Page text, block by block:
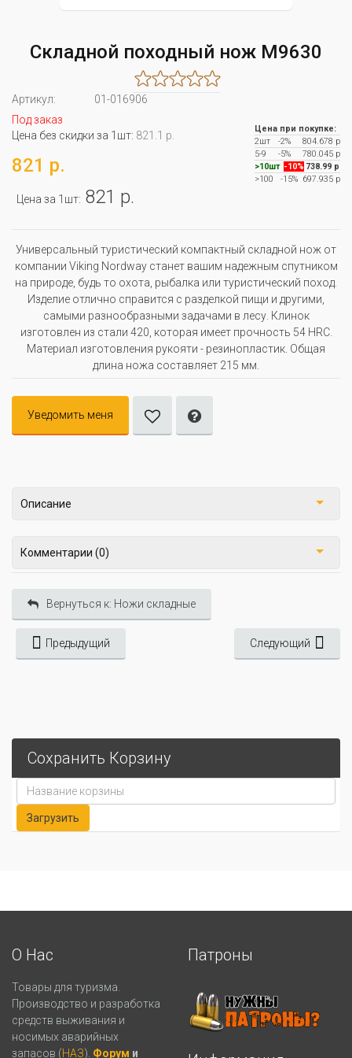
Складной походный нож M9630
Артикул:
01-016906
Под заказ
Цена без скидки за 1шт: 821.1 р.
821 р.
Цена за 1шт: 821 р.
Цена при покупке:
2шт
-2%
804.678 р
5-9
-5%
780.045 р
>10шт -10% 738.99 р
>100
-15% 697.935 р
Универсальный туристический компактный складной нож от
компании Viking Nordway станет вашим надежным спутником
на природе, будь то охота, рыбалка или туристический поход.
Изделие отлично справится с разделкой пищи и другими,
самыми разнообразными задачами в лесу. Клинок
изготовлен из стали 420, которая имеет прочность 54 HRC.
Материал изготовления рукояти - резинопластик. Общая
длина ножа составляет 215 мм.
Уведомить меня
Описание
Комментарии (0)
Вернуться к: Ножи складные
Предыдущий Следующий
Сохранить Корзину
О Нас
Товары для туризма.
Производство и разработка
средств выживания и
носимых аварийных
запасов (НАЗ). Форум и
Патроны